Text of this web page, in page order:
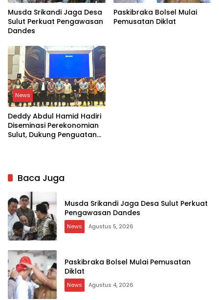
Musda Srikandi Jaga Desa
Sulut Perkuat Pengawasan
Dandes
Paskibraka Bolsel Mulai
Pemusatan Diklat
News
Deddy Abdul Hamid Hadiri
Diseminasi Perekonomian
Sulut, Dukung Penguatan
Baca Juga
Musda Srikandi Jaga Desa Sulut Perkuat
Pengawasan Dandes
News Agustus 5, 2026
Paskibraka Bolsel Mulai Pemusatan
Diklat
News Agustus 4, 2026